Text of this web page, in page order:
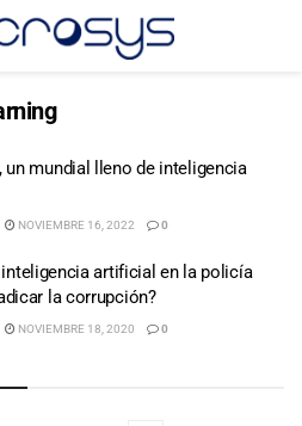
un mundial lleno de inteligencia
NOVIEMBRE 16, 2022 0
artificial en la policía
la corrupción?
NOVIEMBRE 18, 2020 0